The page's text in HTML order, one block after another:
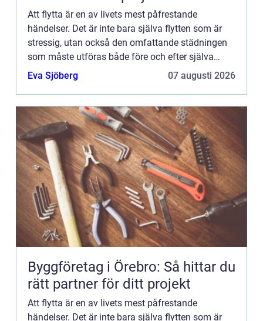
Att flytta är en av livets mest påfrestande
händelser. Det är inte bara själva flytten som är
stressig, utan också den omfattande städningen
som måste utföras både före och efter själva
flyttprocessen. Just flyttstädningen i Stockholm
Eva Sjöberg 07 augusti 2026
Byggföretag i Örebro: Så hittar du
rätt partner för ditt projekt
Att flytta är en av livets mest påfrestande
händelser. Det är inte bara själva flytten som är